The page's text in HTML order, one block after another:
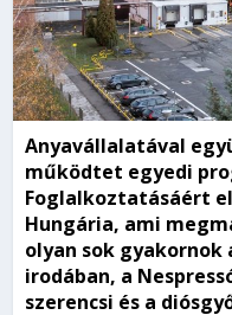
Anyavállalatával
működtet egyedi
Foglalkoztatásáért
Hungária, ami
olyan sok
irodában, a
szerencsi és a